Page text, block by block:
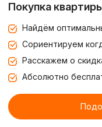
Покупка
Найдём
Сориентируем
Расскажем о
Абсолютно